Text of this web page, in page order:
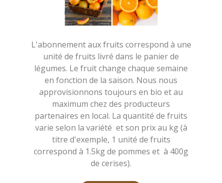
L'abonnement aux fruits correspond à une
unité de fruits livré dans le panier de
légumes. Le fruit change chaque semaine
en fonction de la saison. Nous nous
approvisionnons toujours en bio et au
maximum chez des producteurs
partenaires en local. La quantité de fruits
varie selon la variété et son prix au kg (à
titre d'exemple, 1 unité de fruits
correspond à 1.5kg de pommes et à 400g
de cerises).